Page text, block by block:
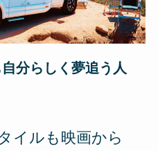
自分らしく夢追う人
イルも映画から